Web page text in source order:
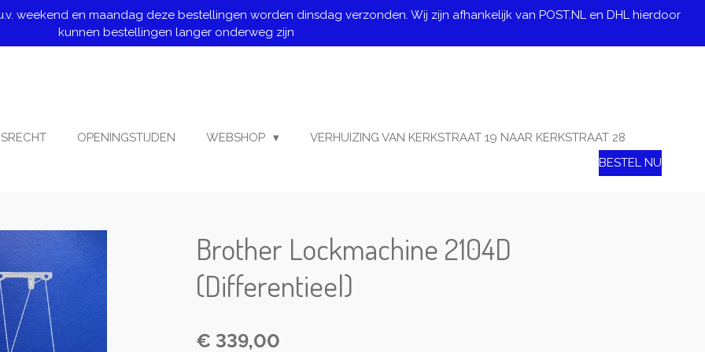
weekend en maandag deze bestellingen worden dinsdag verzonden. Wij zijn afhankelijk van POST.NL en DHL hierdoor
kunnen bestellingen langer onderweg zijn
OPENINGSTIJDEN WEBSHOP
VERHUIZING VAN KERKSTRAAT 19 NAAR KERKSTRAAT 28
BESTEL NU
Brother Lockmachine 2104D
(Differentieel)
€ 339,00